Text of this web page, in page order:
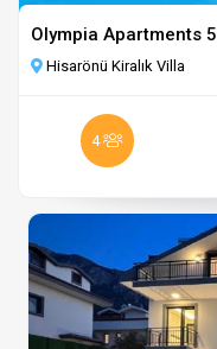
Olympia Apartments 5
Hisarönü Kiralık Villa
4